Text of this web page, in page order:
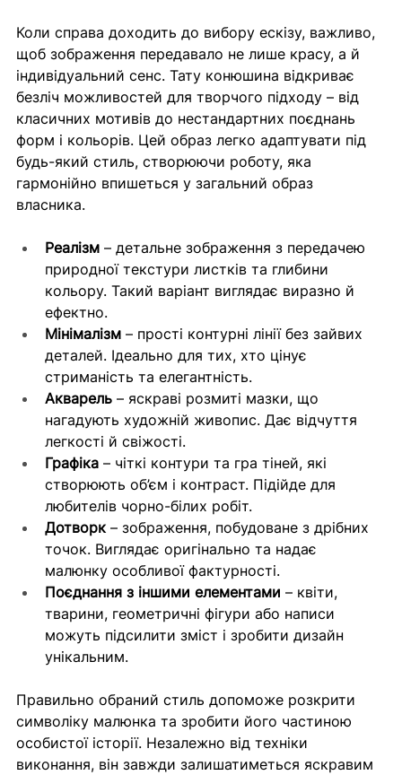
Коли справа доходить до вибору ескізу, важливо,
щоб зображення передавало не лише красу, а й
індивідуальний сенс. Тату конюшина відкриває
безліч можливостей для творчого підходу – від
класичних мотивів до нестандартних поєднань
форм і кольорів. Цей образ легко адаптувати під
будь-який стиль, створюючи роботу, яка
гармонійно впишеться у загальний образ
власника.
Реалізм – детальне зображення з передачею
природної текстури листків та глибини
кольору. Такий варіант виглядає виразно й
ефектно.
Мінімалізм – прості контурні лінії без зайвих
деталей. Ідеально для тих, хто цінує
стриманість та елегантність.
Акварель – яскраві розмиті мазки, що
нагадують художній живопис. Дає відчуття
легкості й свіжості.
Графіка – чіткі контури та гра тіней, які
створюють об’єм і контраст. Підійде для
любителів чорно-білих робіт.
Дотворк – зображення, побудоване з дрібних
точок. Виглядає оригінально та надає
малюнку особливої фактурності.
Поєднання з іншими елементами – квіти,
тварини, геометричні фігури або написи
можуть підсилити зміст і зробити дизайн
унікальним.
Правильно обраний стиль допоможе розкрити
символіку малюнка та зробити його частиною
особистої історії. Незалежно від техніки
виконання, він завжди залишатиметься яскравим